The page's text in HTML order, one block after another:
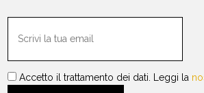
Accetto il trattamento dei dati. Leggi la